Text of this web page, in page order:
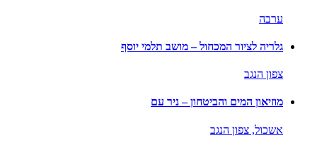
ערבה
גלריה לציור המכחול – מושב תלמי יוסף
צפון הנגב
מוזיאון המים והביטחון – ניר עם
אשכול, צפון הנגב